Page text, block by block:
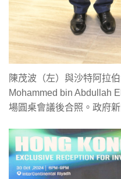
陳茂波（左）與沙特阿拉
Mohammed bin Abdullah
場圓桌會議後合照。政府